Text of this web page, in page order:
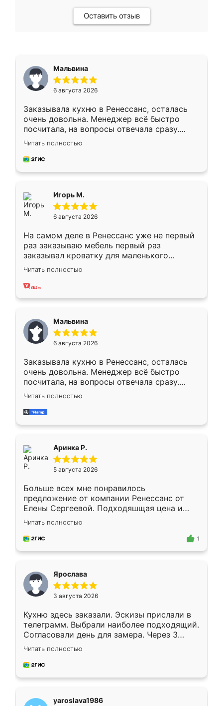
Оставить отзыв
Мальвина
6 августа 2026
Заказывала кухню в Ренессанс, осталась
очень довольна. Менеджер всё быстро
посчитала, на вопросы отвечала сразу.
Замерщик приехал в субботу, подошёл к
делу со всей ответственностью. Собрали
за день, ребята работали аккуратно, даже
Читать полностью
Игорь М.
6 августа 2026
На самом деле в Ренессанс уже не первый
раз заказываю мебель первый раз
заказывал кроватку для маленького
ребёнка при его рождении ,во второй раз
заказал шкаф-купе. По качеству очень
хорошее сборка достаточно быстрая,
меньше, здесь же он более разнообразный.
Мне нравится ,если что-то потребуется из
мебели буду заказывать только здесь.
Читать полностью
Мальвина
6 августа 2026
Заказывала кухню в Ренессанс, осталась
очень довольна. Менеджер всё быстро
посчитала, на вопросы отвечала сразу.
Замерщик приехал в субботу, подошёл к
делу со всей ответственностью. Собрали
за день, ребята работали аккуратно, даже
Читать полностью
Аринка Р.
5 августа 2026
Больше всех мне понравилось
предложение от компании Ренессанс от
Елены Сергеевой. Подходяшщая цена и
короткие сроки изготовления. Приехавший
для замера сотрудник Владислав
предложил по моему эскизу самый
Читать полностью
1
Ярослава
3 августа 2026
Кухню здесь заказали. Эскизы прислали в
телеграмм. Выбрали наиболее подходящий.
Согласовали день для замера. Через 3
недели кухня была уже готова. Остались
довольны работой. Спасибо Ренессанс
мебель за качественную работу!
Читать полностью
yaroslava1986